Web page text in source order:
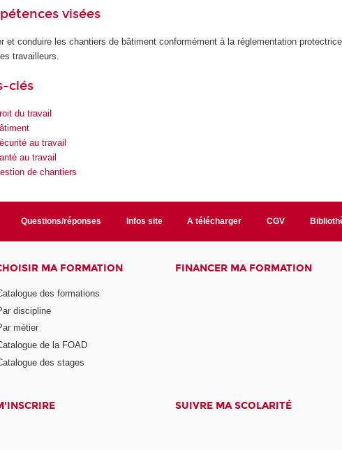
visées
et conduire les chantiers de bâtiment conformément à la réglementation
travailleurs.
clés
du travail
au travail
au travail
de chantiers
Questions/réponses Infos site A télécharger CGV
MA FORMATION
des formations
discipline
métier
de la FOAD
des stages
FINANCER MA FORMATION
SUIVRE MA SCOLARITÉ